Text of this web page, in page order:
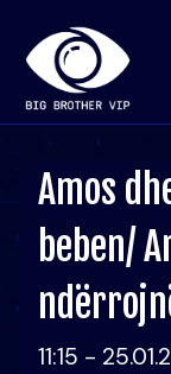
Amos
beben/
11:15 -